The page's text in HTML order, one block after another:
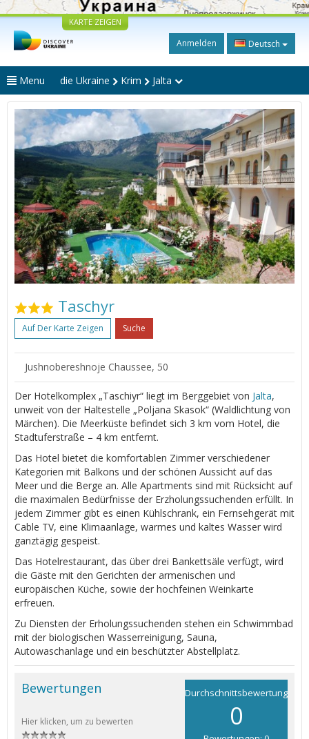
KARTE ZEIGEN
Anmelden Deutsch
Menu die Ukraine Krim Jalta
Taschyr
Auf Der Karte Zeigen Suche
Jushnobereshnoje Chaussee, 50
Der Hotelkomplex „Taschiyr“ liegt im Berggebiet von Jalta,
unweit von der Haltestelle „Poljana Skasok“ (Waldlichtung von
Märchen). Die Meerküste befindet sich 3 km vom Hotel, die
Stadtuferstraße – 4 km entfernt.
Das Hotel bietet die komfortablen Zimmer verschiedener
Kategorien mit Balkons und der schönen Aussicht auf das
Meer und die Berge an. Alle Apartments sind mit Rücksicht auf
die maximalen Bedürfnisse der Erzholungssuchenden erfüllt. In
jedem Zimmer gibt es einen Kühlschrank, ein Fernsehgerät mit
Cable TV, eine Klimaanlage, warmes und kaltes Wasser wird
ganztägig gespeist.
Das Hotelrestaurant, das über drei Bankettsäle verfügt, wird
die Gäste mit den Gerichten der armenischen und
europäischen Küche, sowie der hochfeinen Weinkarte
erfreuen.
Zu Diensten der Erholungssuchenden stehen ein Schwimmbad
mit der biologischen Wasserreinigung, Sauna,
Autowaschanlage und ein beschützter Abstellplatz.
Durchschnittsbewertung
0
Bewertungen
Hier klicken, um zu bewerten